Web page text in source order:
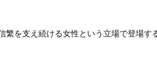
繁を支え続ける女性という立場で登場す